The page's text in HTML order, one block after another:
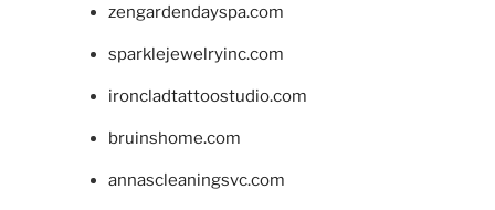
zengardendayspa.com
sparklejewelryinc.com
ironcladtattoostudio.com
bruinshome.com
annascleaningsvc.com